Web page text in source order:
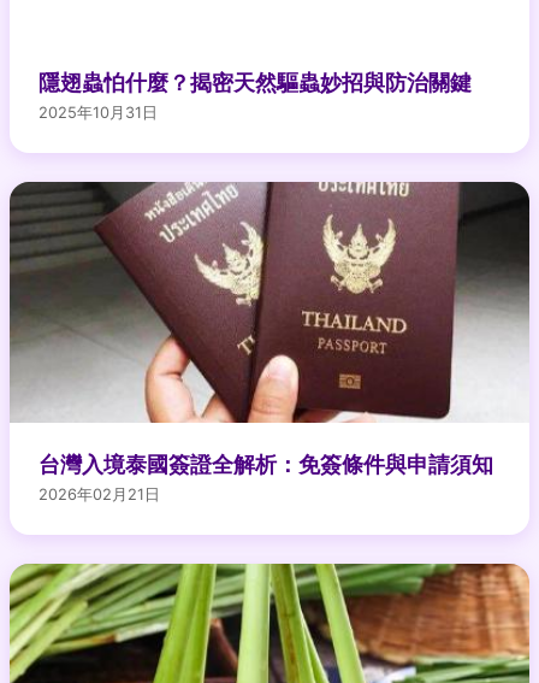
隱翅蟲怕什麼？揭密天然驅蟲妙招與防治關鍵
2025年10月31日
台灣入境泰國簽證全解析：免簽條件與申請須知
2026年02月21日